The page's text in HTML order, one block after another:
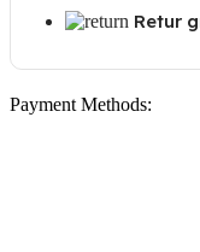
Retur
Payment Methods: